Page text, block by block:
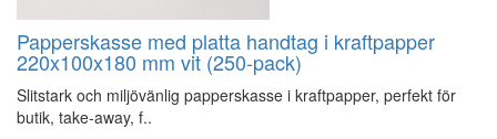
Papperskasse med platta handtag i kraftpapper
220x100x180 mm vit (250-pack)
Slitstark och miljövänlig papperskasse i kraftpapper, perfekt för
butik, take-away, f..